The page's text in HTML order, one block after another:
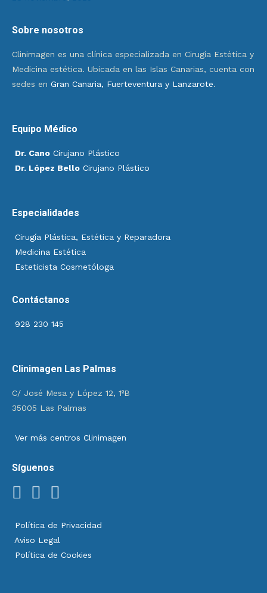
Sobre nosotros
Clinimagen es una clínica especializada en Cirugía Estética y
Medicina estética. Ubicada en las Islas Canarias, cuenta con
sedes en Gran Canaria, Fuerteventura y Lanzarote.
Equipo Médico
Dr. Cano Cirujano Plástico
Dr. López Bello Cirujano Plástico
Especialidades
Cirugía Plástica, Estética y Reparadora
Medicina Estética
Esteticista Cosmetóloga
Contáctanos
928 230 145
Clinimagen Las Palmas
C/ José Mesa y López 12, 1ºB
35005 Las Palmas
Ver más centros Clinimagen
Síguenos
Política de Privacidad
Aviso Legal
Política de Cookies